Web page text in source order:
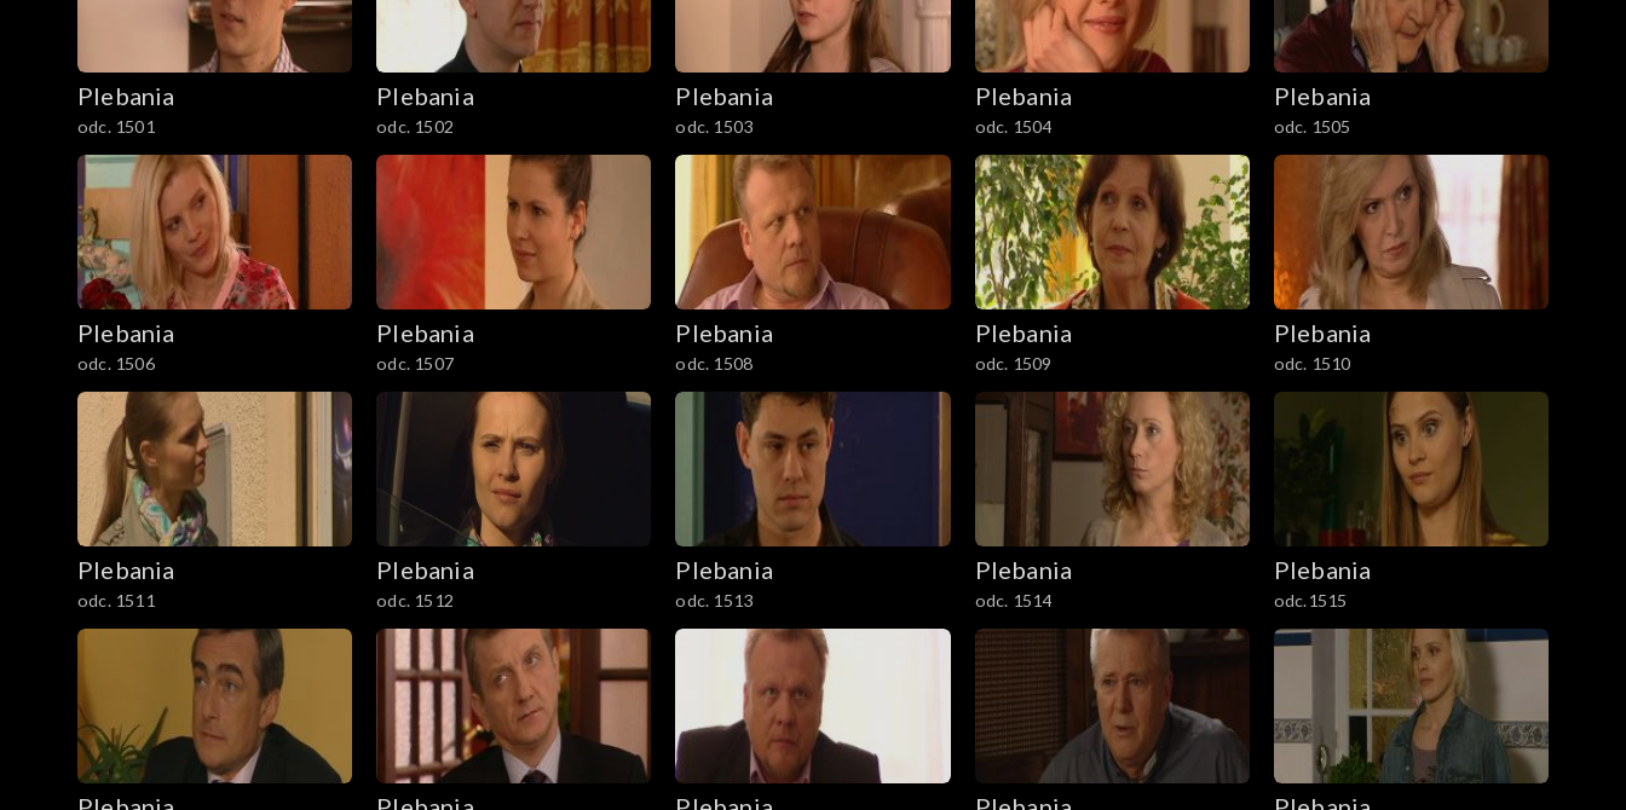
301–400
401–500
501–600
601–700
701–800
801-900
901-1000
1001-1100
1101-1200
1201-1300
1301-1400
1401-1500
Plebania
odc. 1501
Plebania
odc. 1502
Plebania
odc. 1503
Plebania
odc. 1504
Plebania
odc. 1505
Plebania
odc. 1506
Plebania
odc. 1507
Plebania
odc. 1508
Plebania
odc. 1509
Plebania
odc. 1510
Plebania
odc. 1511
Plebania
odc. 1512
Plebania
odc. 1513
Plebania
odc. 1514
Plebania
odc.1515